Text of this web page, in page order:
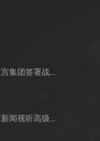
西南大学与智慧宫集团签署战略合作框架协议
毛里塔尼亚国家新闻视听高级管理局监测管控司司长穆罕默德·哈桑·埃萨利姆一行莅临智慧宫调研